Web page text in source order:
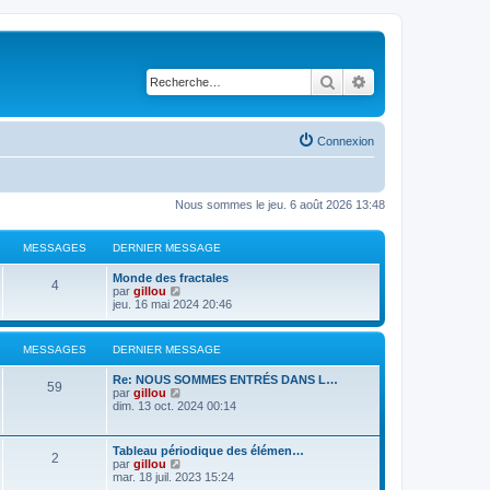
Rechercher
Connexion
Nous sommes le jeu. 6 août 2026 13:48
MESSAGES DERNIER MESSAGE
4
Monde des fractales
par gillou
o
r
e
d
e
n
e
r
e
jeu. 16 mai 2024 20:46
MESSAGES DERNIER MESSAGE
59
Re: NOUS SOMMES ENTRÉS DANS L…
par gillou
o
l
e
d
e
dim. 13 oct. 2024 00:14
2
Tableau périodique des élémen…
par gillou
o
mar. 18 juil. 2023 15:24